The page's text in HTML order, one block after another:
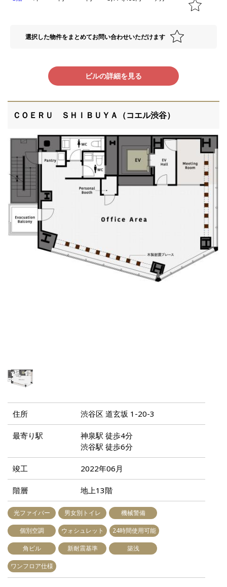
選択した物件をまとめてお問い合わせいただけます
ビルの詳細を見る
ＣＯＥＲＵ ＳＨＩＢＵＹＡ（コエル渋谷）
住所 渋谷区 道玄坂 1-20-3
最寄り駅
神泉駅 徒歩4分
渋谷駅 徒歩6分
竣工 2022年06月
階層 地上13階
光ファイバー 男女別トイレ 機械警備
個別空調 ウォシュレット 24時間使用可能
角ビル 新耐震基準 築浅
ワンフロア仕様